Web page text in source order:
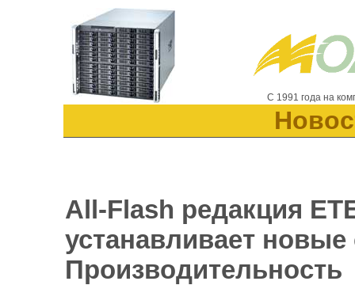
С 1991 года на
All-Flash редакция
устанавливает
Производительность